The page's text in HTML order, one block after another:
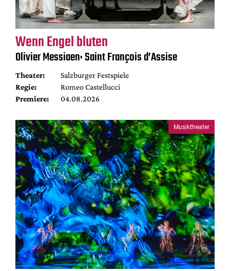
Wenn Engel bluten
Olivier Messiaen: Saint François d’Assise
Theater:
Salzburger Festspiele
Regie:
Romeo Castellucci
Premiere:
04.08.2026
Musiktheater